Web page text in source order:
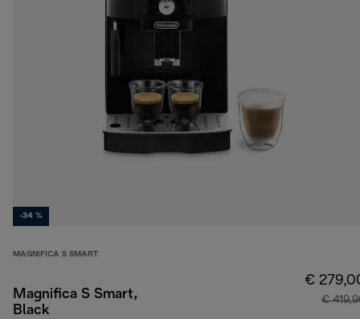
-34 %
MAGNIFICA S SMART
Magnifica S Smart,
Black
€
€